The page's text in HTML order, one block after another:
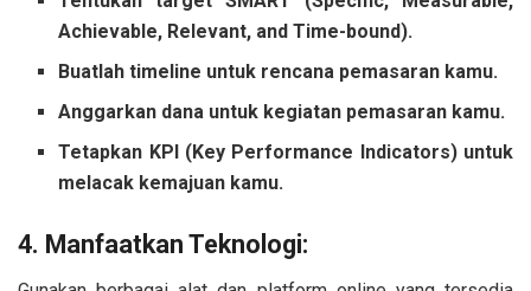
Achievable, Relevant, and Time-bound).
Buatlah timeline untuk rencana pemasaran kamu.
Anggarkan dana untuk kegiatan pemasaran kamu.
Tetapkan KPI (Key Performance Indicators) untuk
melacak kemajuan kamu.
4. Manfaatkan Teknologi: